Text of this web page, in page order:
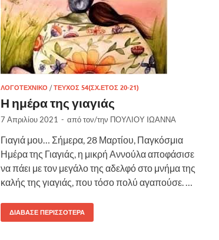
ΛΟΓΟΤΕΧΝΙΚΌ /ΤΕΎΧΟΣ 54(ΣΧ.ΈΤΟΣ 20-21)
Η ημέρα της γιαγιάς
7 Απριλίου 2021 - από τον/την ΠΟΥΛΙΟΥ IΩΑΝΝΑ
Γιαγιά μου… Σήμερα, 28 Μαρτίου, Παγκόσμια
Ημέρα της Γιαγιάς, η μικρή Αννούλα αποφάσισε
να πάει με τον μεγάλο της αδελφό στο μνήμα της
καλής της γιαγιάς, που τόσο πολύ αγαπούσε. …
ΔΙΆΒΑΣΕ ΠΕΡΙΣΣΌΤΕΡΑ